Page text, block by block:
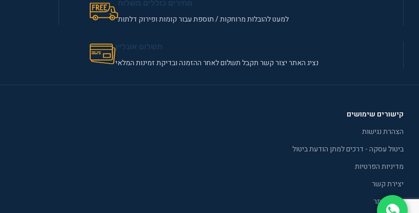
למעט להובלות מרוחקות / תוספת עבור קומות ופירוק דלתות
נציג האתר יצור קשר תקבל תשלום לאחר ההזמנה ובדיקת זמינות המלאי
קישורים שימושים
הצהרת נגישות
ביטול עסקה - דרכים למתן הודעת ביטול
מדיניות הפרטיות
יצירת קשר
תקנון אתר